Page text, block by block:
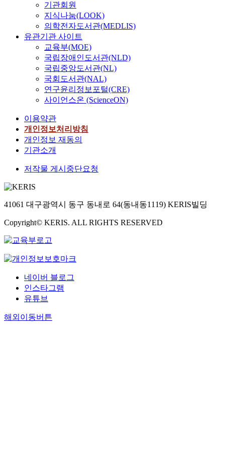
기관회원
지식나눔(LOOK)
의학전자도서관(MEDLIS)
유관기관 사이트
교육부(MOE)
국립장애인도서관(NLD)
국립중앙도서관(NL)
국회도서관(NAL)
연구윤리정보포털(CRE)
사이언스온 (ScienceON)
이용약관
개인정보처리방침
개인정보 재동의
기관소개
저작물 게시중단요청
41061 대구광역시 동구 동내로 64(동내동1119) KERIS빌딩
Copyright© KERIS. ALL RIGHTS RESERVED
네이버 블로그
인스타그램
유튜브
해외이동버튼